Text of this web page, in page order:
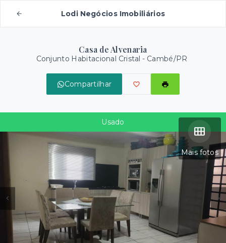
Lodi Negócios Imobiliários
Casa de Alvenaria
Conjunto Habitacional Cristal - Cambé/PR
Compartilhar
Mais fotos
Usado